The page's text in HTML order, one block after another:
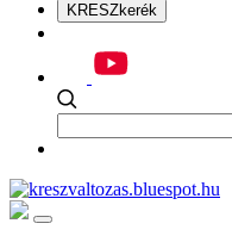
KRESZkerék